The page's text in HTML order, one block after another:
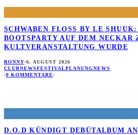
SCHWABEN FLOSS BY LE SHUUK:
OOTSPARTY AUF DEM NECKAR
ULTVERANSTALTUNG WURDE
RONNY·6. AUGUST 2026
CLUBNEWSFESTIVALPLANUNGNEWS
·0 KOMMENTARE·
D.O.D KÜNDIGT DEBÜTALBUM